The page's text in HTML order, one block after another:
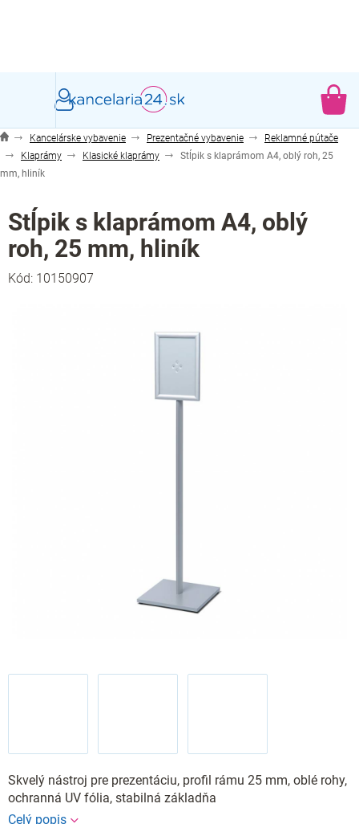
Kancelárske vybavenie Prezentačné vybavenie
Reklamné pútače
Klaprámy
Klasické klaprámy
Stĺpik s klaprámom A4, oblý roh, 25
mm, hliník
Stĺpik s klaprámom A4, oblý
roh, 25 mm, hliník
Kód: 10150907
Skvelý nástroj pre prezentáciu, profil rámu 25 mm, oblé rohy,
ochranná UV fólia, stabilná základňa